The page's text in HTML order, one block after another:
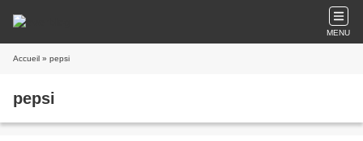
MENU
Accueil » pepsi
pepsi